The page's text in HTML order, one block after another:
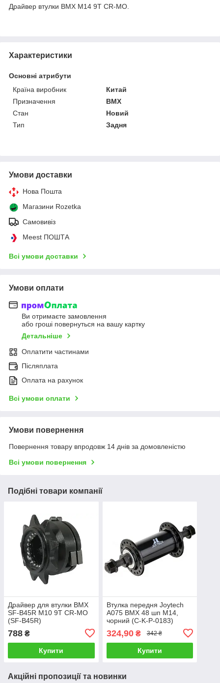
Драйвер втулки BMX M14 9T CR-MO.
Характеристики
Основні атрибути
Країна виробник
Китай
Призначення
BMX
Стан
Новий
Тип
Задня
Умови доставки
Нова Пошта
Магазини Rozetka
Самовивіз
Meest ПОШТА
Всі умови доставки
Умови оплати
Ви отримаєте замовлення
або гроші повернуться на вашу картку
Детальніше
Оплатити частинами
Післяплата
Оплата на рахунок
Всі умови оплати
Умови повернення
Повернення товару впродовж 14 днів за домовленістю
Всі умови повернення
Подібні товари компанії
Драйвер для втулки BMX
SF-B45R M10 9T CR-MO
(SF-B45R)
788 ₴
Купити
Втулка передня Joytech
A075 BMX 48 шп M14,
чорний (C-K-P-0183)
324,90₴ 342 ₴
Купити
Акційні пропозиції та новинки